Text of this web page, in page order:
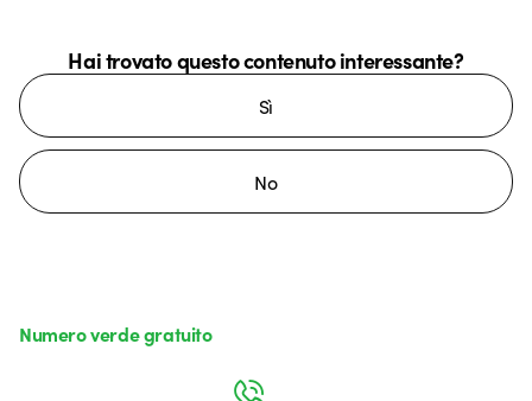
Hai trovato questo contenuto interessante?
Sì
No
Numero verde gratuito